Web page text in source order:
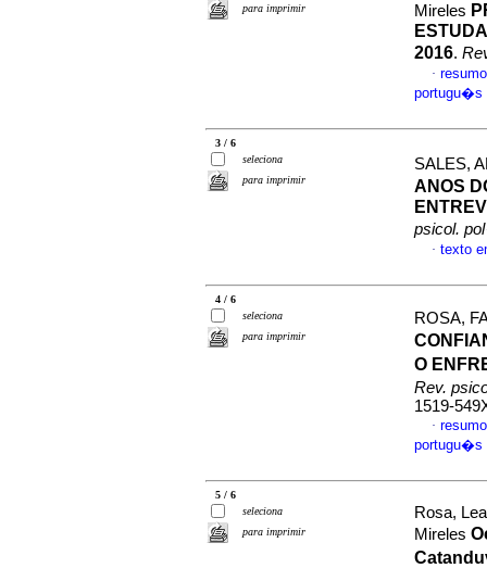
para imprimir
Mireles
2016.
·
portugu�s
3 / 6
seleciona
para imprimir
SALES,
ANOS
psicol.
· texto
4 / 6
seleciona
para imprimir
ROSA,
O
Rev.
1519-
·
portugu�s
5 / 6
seleciona
para imprimir
Rosa,
Mireles